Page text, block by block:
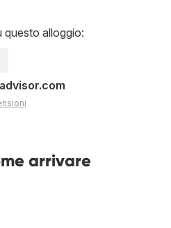
questo alloggio:
arrivare